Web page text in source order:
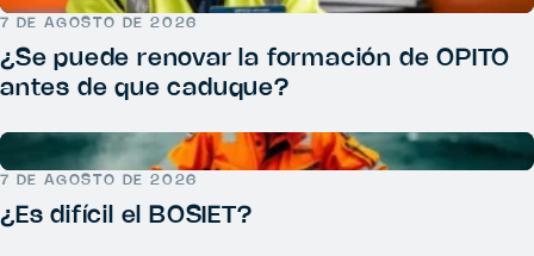
7 DE AGOSTO DE 2026
¿Se puede renovar la formación de OPITO
antes de que caduque?
7 DE AGOSTO DE 2026
¿Es difícil el BOSIET?